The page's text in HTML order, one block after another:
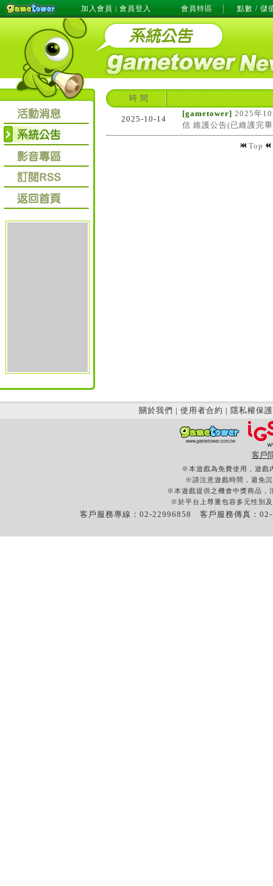
加入會員 | 會員登入 會員特區 點數 / 儲
時 間
2025-10-14
[gametower] 2025年
信 維護公告(已維護完
Top
關於我們 | 使用者合約 | 隱私權保護
客戶
※本遊戲為免費使用，遊戲
※請注意遊戲時間，避免
※本遊戲提供之機會中獎商品，
※於平台上尊重包容多元性別
客戶服務專線：02-22996858 客戶服務傳真：